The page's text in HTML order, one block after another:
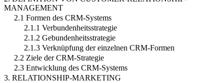
MANAGEMENT
2.1 Formen des CRM-Systems
2.1.1 Verbundenheitsstrategie
2.1.2 Gebundenheitsstrategie
2.1.3 Verknüpfung der einzelnen CRM-Formen
2.2 Ziele der CRM-Strategie
2.3 Entwicklung des CRM-Systems
3. RELATIONSHIP-MARKETING